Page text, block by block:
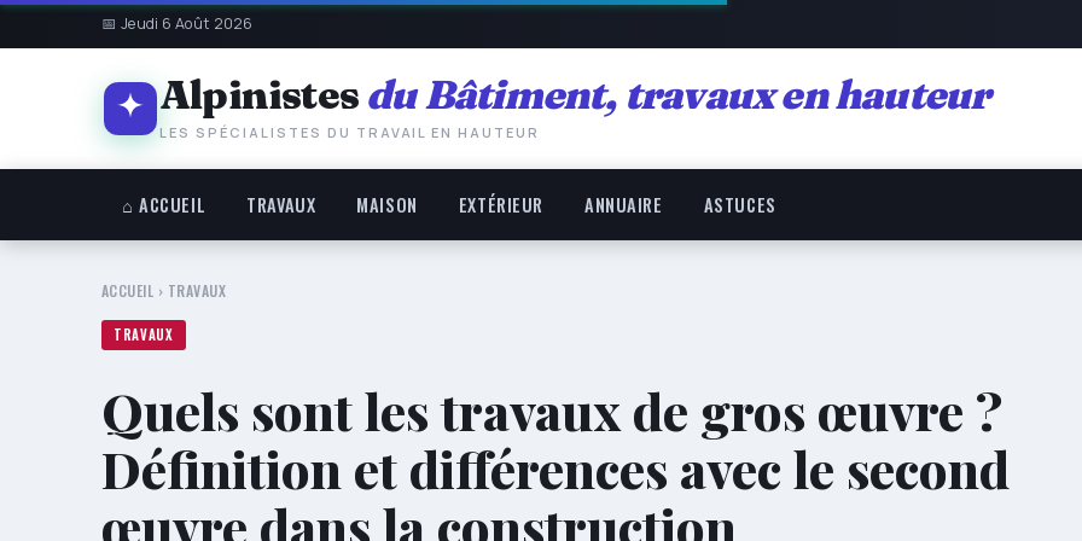
📅 Jeudi 6 Août 2026
Alpinistes du Bâtiment, travaux en hauteur
LES SPÉCIALISTES DU TRAVAIL EN HAUTEUR
⌂ ACCUEIL TRAVAUX MAISON EXTÉRIEUR ANNUAIRE ASTUCES
ACCUEIL › TRAVAUX
TRAVAUX
Quels sont les travaux de gros œuvre ?
Définition et différences avec le second
œuvre dans la construction